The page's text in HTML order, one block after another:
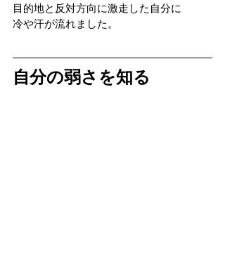
目的地と反対方向に激走した自分に
冷や汗が流れました。
自分の弱さを知る